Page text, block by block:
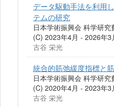
データ駆動手法を利用
テムの研究
日本学術振興会 科学研
(C) 2023年4月 - 2026年3
古谷 栄光
統合的筋弛緩度指標と
日本学術振興会 科学研
(C) 2020年4月 - 2023年3
古谷 栄光